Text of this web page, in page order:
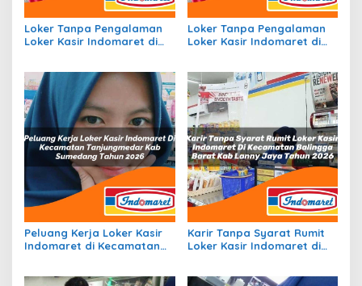
Loker Tanpa Pengalaman
Loker Kasir Indomaret di
Tahun 2026
Loker Tanpa Pengalaman
Loker Kasir Indomaret di
Tahun 2026
Peluang Kerja Loker Kasir
Indomaret di Kecamatan
Karir Tanpa Syarat Rumit
Loker Kasir Indomaret di